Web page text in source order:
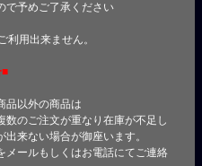
で予めご了承ください
用出来ません。
■
品以外の商品は
のご注文が重なり在庫が不足し
来ない場合が御座います。
メールもしくはお電話にてご連絡